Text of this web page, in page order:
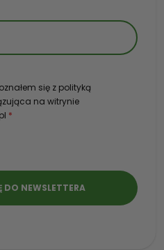
się z polityką
na witrynie
*